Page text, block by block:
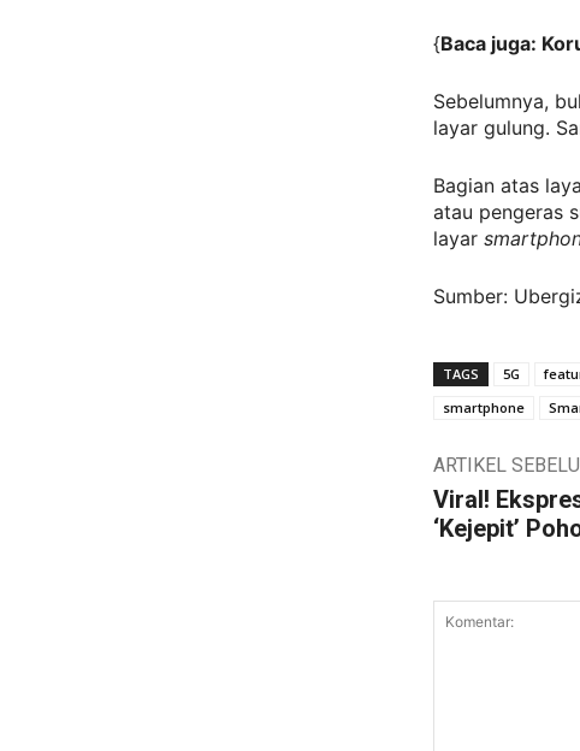
{Baca juga:
Sebelumnya,
layar gulung.
Bagian atas
atau pengeras
layar
Sumber:
TAGS 5G
smartphone
ARTIKEL
Viral!
‘Kejepit’